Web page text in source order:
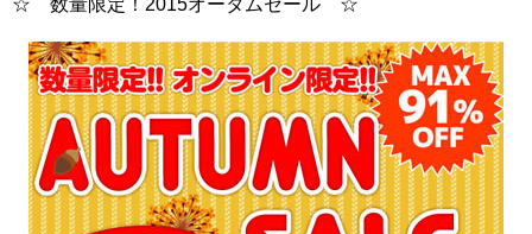
☆ 数量限定！2015オータムセール ☆